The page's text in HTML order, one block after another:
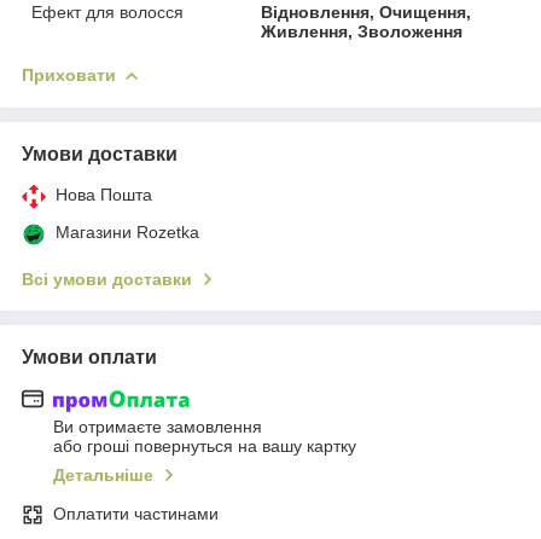
Ефект для волосся
Відновлення, Очищення,
Живлення, Зволоження
Приховати
Умови доставки
Нова Пошта
Магазини Rozetka
Всі умови доставки
Умови оплати
Ви отримаєте замовлення
або гроші повернуться на вашу картку
Детальніше
Оплатити частинами